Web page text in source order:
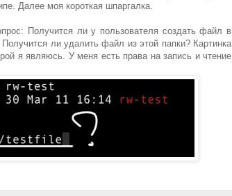
Далее моя короткая шпаргалка.
Получится ли у пользователя создать файл в
ли удалить файл из этой папки? Картинка
я являюсь. У меня есть права на запись и чтение